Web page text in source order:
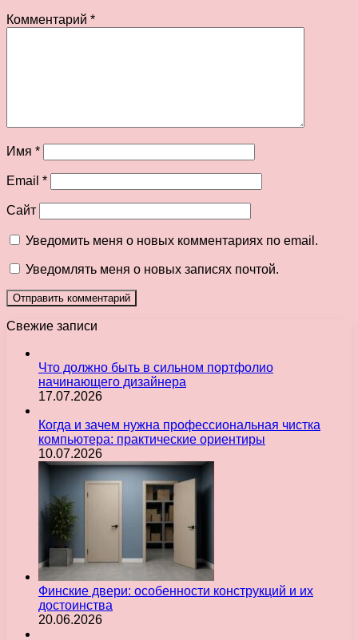
Комментарий *
Имя *
Email *
Сайт
Уведомить меня о новых комментариях по email.
Уведомлять меня о новых записях почтой.
Свежие записи
Что должно быть в сильном портфолио
начинающего дизайнера
17.07.2026
Когда и зачем нужна профессиональная чистка
компьютера: практические ориентиры
10.07.2026
Финские двери: особенности конструкций и их
достоинства
20.06.2026